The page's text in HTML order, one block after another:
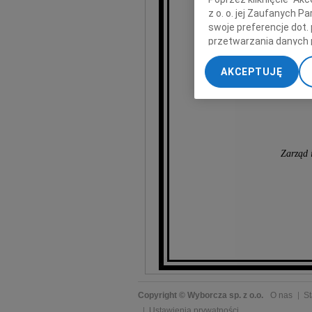
Zarząd
Copyright © Wyborcza sp. z o.o. O nas
z o. o. jej Zaufanych
swoje preferencje dot.
przetwarzania danych
„Ustawienia
My, nasi Zaufani
dokładnych danych
Przechowywanie
treści, badnie
AKCEPTUJĘ